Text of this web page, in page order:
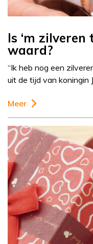
Is ‘m
waard?
“Ik heb nog een
uit de tijd van koningin
Meer